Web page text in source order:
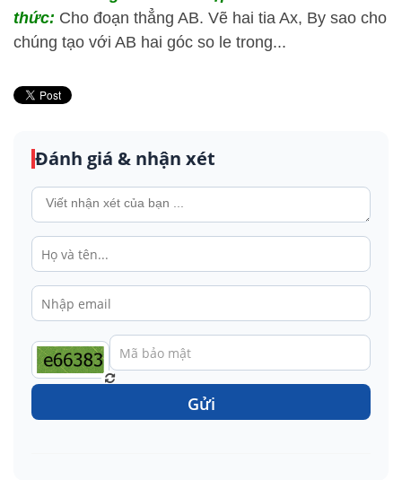
thức: Cho đoạn thẳng AB. Vẽ hai tia Ax, By sao cho
chúng tạo với AB hai góc so le trong...
Đánh giá & nhận xét
Gửi